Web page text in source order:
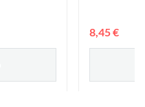
8,45 €